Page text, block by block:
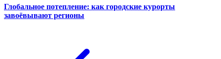
Глобальное потепление: как городские курорты
завоёвывают регионы